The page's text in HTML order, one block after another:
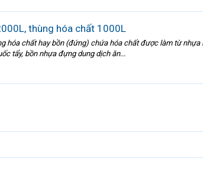
thùng hóa chất 1000L
hóa chất hay bồn (đứng) chứa hóa chất được làm từ
tẩy, bồn nhựa đựng dung dịch ăn...